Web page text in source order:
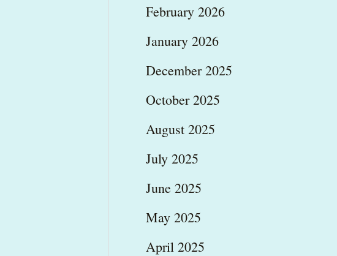
February 2026
January 2026
December 2025
October 2025
August 2025
July 2025
June 2025
May 2025
April 2025